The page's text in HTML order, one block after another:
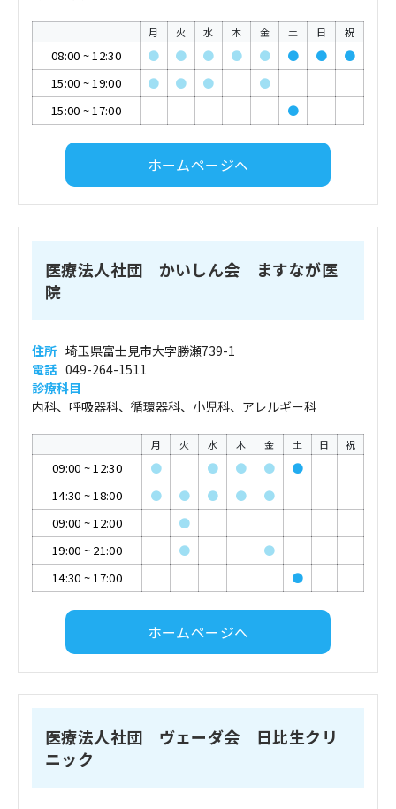
月 火 水 木 金 土 日 祝
08:00 ~12:30 ● ● ● ● ● ● ●
●
15:00 ~19:00 ● ● ●
●
15:00 ~17:00 ●
ホームページへ
医療法人社団 かいしん会 ますなが医
院
住所 埼玉県富士見市大字勝瀬739-1
電話 049-264-1511
診療科目
内科、呼吸器科、循環器科、小児科、アレルギー科
月 火 水 木 金 土 日 祝
09:00 ~12:30 ● ● ● ●
●
14:30 ~18:00 ● ● ● ●
●
09:00 ~12:00
●
19:00 ~ 21:00 ●
●
14:30 ~17:00 ●
ホームページへ
医療法人社団 ヴェーダ会 日比生クリ
ニック